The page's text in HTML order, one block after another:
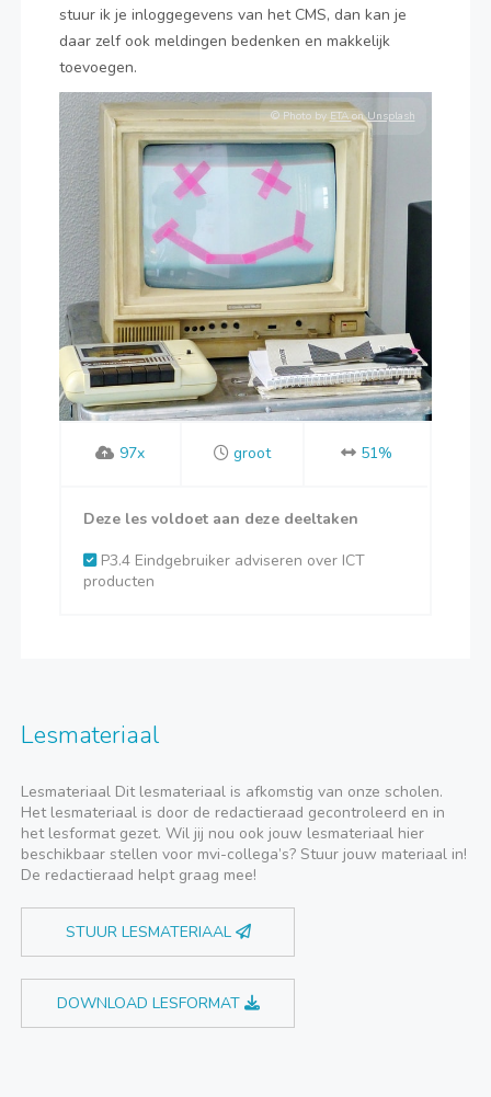
stuur ik je inloggegevens van het CMS, dan kan je
daar zelf ook meldingen bedenken en makkelijk
toevoegen.
© Photo by ETA onUnsplash
97x groot 51%
Deze les voldoet aan deze deeltaken
P3.4 Eindgebruiker adviseren over ICT
producten
Lesmateriaal
Lesmateriaal Dit lesmateriaal is afkomstig van onze scholen.
Het lesmateriaal is door de redactieraad gecontroleerd en in
het lesformat gezet. Wil jij nou ook jouw lesmateriaal hier
beschikbaar stellen voor mvi-collega’s? Stuur jouw materiaal in!
De redactieraad helpt graag mee!
STUUR LESMATERIAAL
DOWNLOAD LESFORMAT